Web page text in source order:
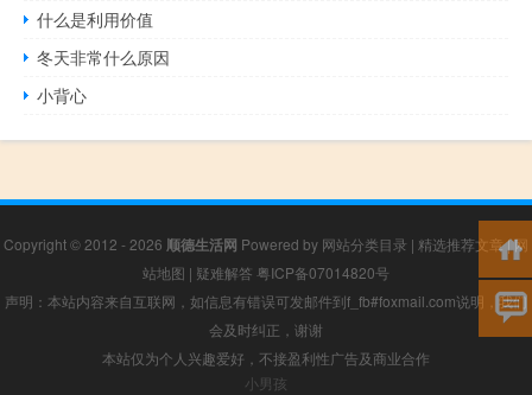
什么是利用价值
冬天非常什么原因
小背心
Copyright © 2012 - 2026 顺德生活网 Powered by 网站分类目录 | 精选推荐文章|网
站地图 | 疑难解答 粤ICP备07014820号
声明：本站内容来自互联网，如信息有错误可发邮件到f_fb#foxmail.com说明，我们
会及时纠正，谢谢
本站仅为个人兴趣爱好，不接盈利性广告及商业合作
小男孩